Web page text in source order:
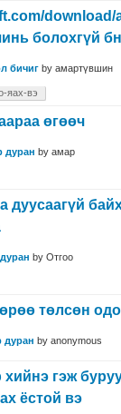
download/
болохгүй
бичиг by амартүвшин
яах-вэ
өгөөч
дуран by амар
дуусаагүй
by Отгоо
төлсөн
дуран by anonymous
гэж
ёстой вэ